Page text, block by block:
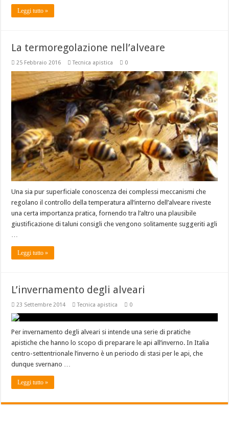
Leggi tutto »
La termoregolazione nell’alveare
25 Febbraio 2016 Tecnica apistica 0
Una sia pur superficiale conoscenza dei complessi meccanismi che
regolano il controllo della temperatura all’interno dell’alveare riveste
una certa importanza pratica, fornendo tra l’altro una plausibile
giustificazione di taluni consigli che vengono solitamente suggeriti agli
Leggi tutto »
L’invernamento degli alveari
23 Settembre 2014 Tecnica apistica 0
Per invernamento degli alveari si intende una serie di pratiche
apistiche che hanno lo scopo di preparare le api all’inverno. In Italia
centro-settentrionale l’inverno è un periodo di stasi per le api, che
dunque svernano …
Leggi tutto »